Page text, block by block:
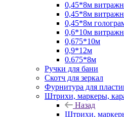
0,45*8м
0,45*8м
0,45*8м
0,6*10м
0,675*10м
0,9*12м
0.675*8м
Ручки для бани
Скотч для зеркал
Фурнитура для
Штрихи, маркеры,
Назад
Штрихи,